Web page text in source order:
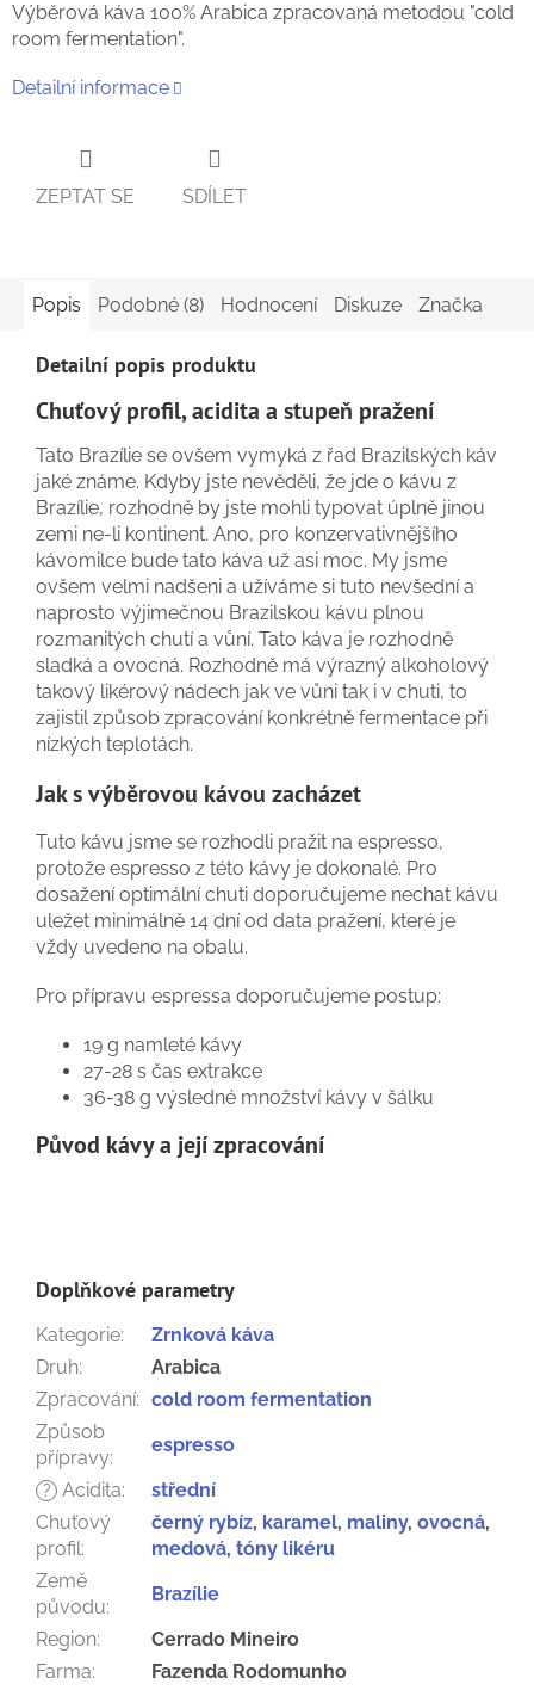
Výběrová káva 100% Arabica zpracovaná metodou "cold
room fermentation".
Detailní informace
ZEPTAT SE SDÍLET
Popis Podobné (8) Hodnocení Diskuze Značka
Detailní popis produktu
Chuťový profil, acidita a stupeň pražení
Tato Brazílie se ovšem vymyká z řad Brazilských káv
jaké známe. Kdyby jste nevěděli, že jde o kávu z
Brazílie, rozhodně by jste mohli typovat úplně jinou
zemi ne-li kontinent. Ano, pro konzervativnějšího
kávomilce bude tato káva už asi moc. My jsme
ovšem velmi nadšeni a užíváme si tuto nevšední a
naprosto výjimečnou Brazilskou kávu plnou
rozmanitých chutí a vůní. Tato káva je rozhodně
sladká a ovocná. Rozhodně má výrazný alkoholový
takový likérový nádech jak ve vůni tak i v chuti, to
zajistil způsob zpracování konkrétně fermentace při
nízkých teplotách.
Jak s výběrovou kávou zacházet
Tuto kávu jsme se rozhodli pražit na espresso,
protože espresso z této kávy je dokonalé. Pro
dosažení optimální chuti doporučujeme nechat kávu
uležet minimálně 14 dní od data pražení, které je
vždy uvedeno na obalu.
Pro přípravu espressa doporučujeme postup:
19 g namleté kávy
27-28 s čas extrakce
36-38 g výsledné množství kávy v šálku
Původ kávy a její zpracování
Doplňkové parametry
Kategorie:
Zrnková káva
Druh:
Arabica
Zpracování: cold room fermentation
Způsob
přípravy:
espresso
? Acidita:
střední
Chuťový
profil:
černý rybíz, karamel, maliny, ovocná,
medová, tóny likéru
Země
původu:
Brazílie
Region:
Cerrado Mineiro
Farma:
Fazenda Rodomunho